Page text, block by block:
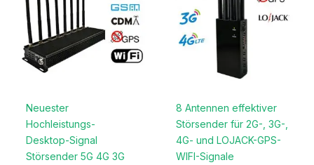
Neuester
Hochleistungs-
Desktop-Signal
Störsender 5G 4G 3G
8 Antennen effektiver
Störsender für 2G-, 3G-,
4G- und LOJACK-GPS-
WIFI-Signale